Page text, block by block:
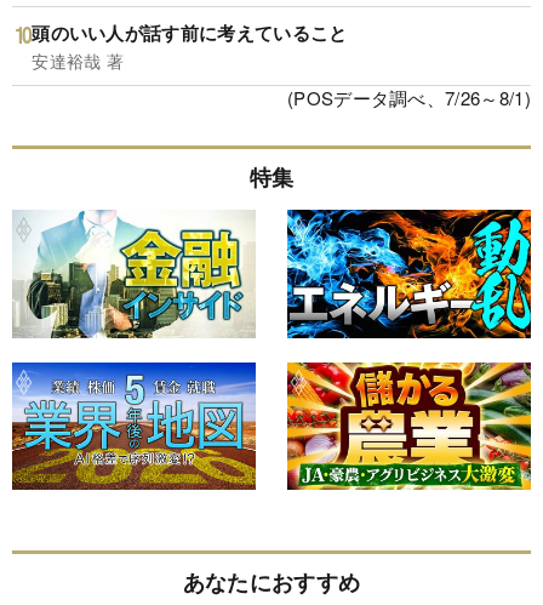
頭のいい人が話す前に考えていること
安達裕哉 著
(POSデータ調べ、7/26～8/1)
特集
あなたにおすすめ